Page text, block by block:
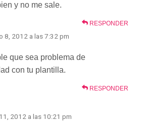
y no me sale.
RESPONDER
8, 2012 a las 7:32 pm
que sea problema de
con tu plantilla.
RESPONDER
2012 a las 10:21 pm